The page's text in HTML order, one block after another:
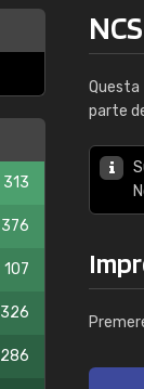
313
376
107
326
286
Questa
parte